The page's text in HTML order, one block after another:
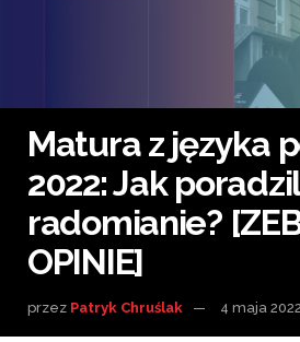
Matura z języka
2022: Jak
radomianie?
OPINIE]
przez Patryk Chruślak 4 maja 2022